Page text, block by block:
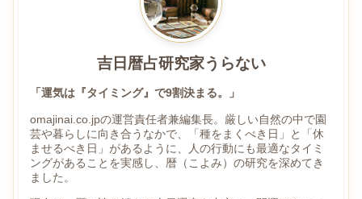
吉日暦占研究家うらない
「運気は『タイミング』で9割決まる。」
omajinai.co.jpの運営責任者兼編集長。厳しい自然の中で園
芸や暮らしに向き合うなかで、「種をまくべき日」と「休
ませるべき日」があるように、人の行動にも最適なタイミ
ングがあることを実感し、暦（こよみ）の研究を深めてき
ました。